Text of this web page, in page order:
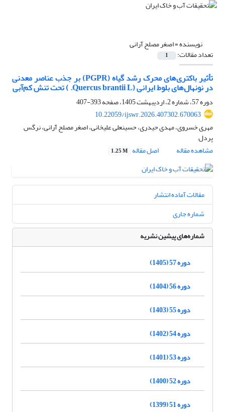
نویسنده =اصغر مصلح آرانی
تعداد مقالات: 1
تأثیر باکتری‌های محرک رشد گیاه (PGPR) بر جذب عناصر معدنی
در نونهال‌های بلوط ایرانی (Quercus brantii L. ) تحت تنش کم‌آبی
دوره 57، شماره 2، اردیبهشت 1405، صفحه
393-407
10.22059/ijswr.2026.407302.670063
مهری خسروی، مهدی حیدری، حسینعلی علیخانی، اصغر مصلح آرانی، نرگس
پردل
مشاهده مقاله
اصل مقاله 1.25 M
مقالات آماده انتشار
شماره جاری
شماره‌های پیشین نشریه
دوره 57 (1405)
دوره 56 (1404)
دوره 55 (1403)
دوره 54 (1402)
دوره 53 (1401)
دوره 52 (1400)
دوره 51 (1399)